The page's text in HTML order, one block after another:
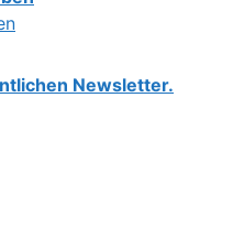
Newsletter.